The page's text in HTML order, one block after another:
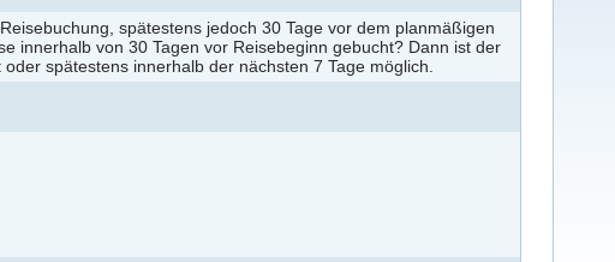
spätestens jedoch 30 Tage vor dem planmäßigen
innerhalb von 30 Tagen vor Reisebeginn gebucht? Dann ist der
spätestens innerhalb der nächsten 7 Tage möglich.